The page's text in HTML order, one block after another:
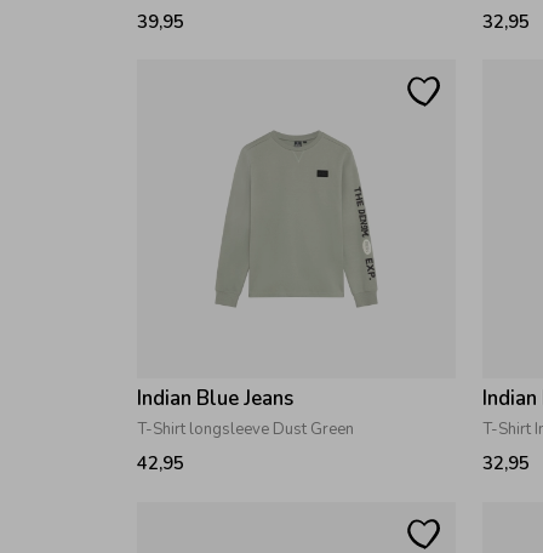
39,95 32,95
Indian Blue Jeans
T-Shirt longsleeve Dust Green
42,95
Indian
T-Shirt
32,95